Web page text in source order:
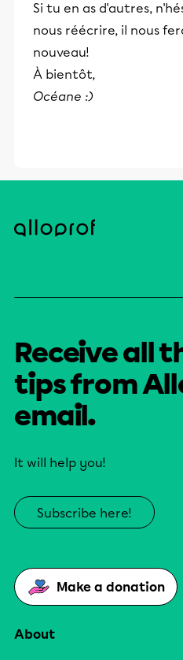
Si tu en as d'autres,
nous réécrire, il nous
nouveau!
À bientôt,
Océane :)
Receive all
tips from
email.
It will help you!
Subscribe here!
Make a donation
About